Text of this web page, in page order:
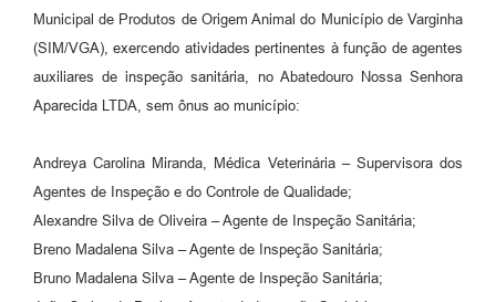
Municipal de Produtos de Origem Animal do Município de Varginha
(SIM/VGA), exercendo atividades pertinentes à função de agentes
auxiliares de inspeção sanitária, no Abatedouro Nossa Senhora
Aparecida LTDA, sem ônus ao município:
Andreya Carolina Miranda, Médica Veterinária – Supervisora dos
Agentes de Inspeção e do Controle de Qualidade;
Alexandre Silva de Oliveira – Agente de Inspeção Sanitária;
Breno Madalena Silva – Agente de Inspeção Sanitária;
Bruno Madalena Silva – Agente de Inspeção Sanitária;